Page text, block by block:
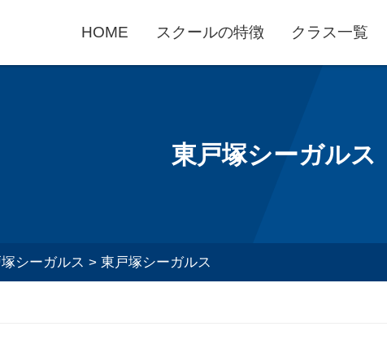
HOME スクールの特徴 クラス一覧
東戸塚シーガルス
シーガルス > 東戸塚シーガルス